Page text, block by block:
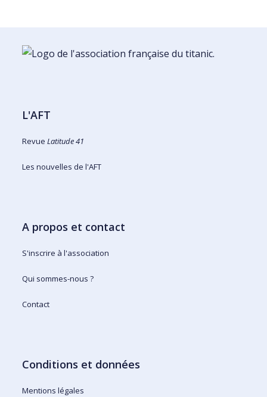
L'AFT
RevueLatitude 41
Les nouvelles de l'AFT
A propos et contact
S'inscrire à l'association
Qui sommes-nous ?
Contact
Conditions et données
Mentions légales